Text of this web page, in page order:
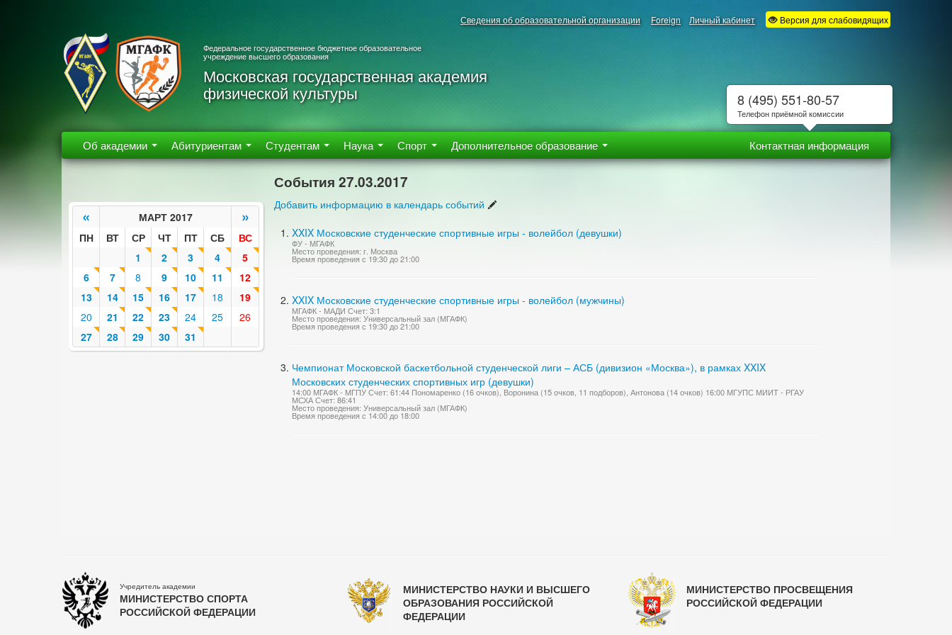
Сведения об образовательной организации Foreign Личный кабинет Версия для слабовидящих
Федеральное государственное бюджетное образовательное
учреждение высшего образования
Московская государственная академия
физической культуры
Об академии Абитуриентам Студентам Наука Спорт Дополнительное образование Контактная информация
« МАРТ 2017 »
ПН ВТ СР ЧТ ПТ СБ
ВС
1
2 3 4
5
6
7 8 9 10 11
12
13
14 15 16 17 18
19
20
21 22 23 24 25
26
27
28 29 30 31
События 27.03.2017
Добавить информацию в календарь событий
XXIX Московские студенческие спортивные игры - волейбол (девушки)
ФУ - МГАФК
Место проведения: г. Москва
Время проведения с 19:30 до 21:00
XXIX Московские студенческие спортивные игры - волейбол (мужчины)
МГАФК - МАДИ Счет: 3:1
Место проведения: Универсальный зал (МГАФК)
Время проведения с 19:30 до 21:00
Чемпионат Московской баскетбольной студенческой лиги – АСБ (дивизион «Москва»), в рамках XXIX
Московских студенческих спортивных игр (девушки)
14:00 МГАФК - МГПУ Счет: 61:44 Пономаренко (16 очков), Воронина (15 очков, 11 подборов), Антонова (14 очков) 16:00 МГУПС МИИТ - РГАУ
МСХА Счет: 86:41
Место проведения: Универсальный зал (МГАФК)
Время проведения с 14:00 до 18:00
Учредитель академии
МИНИСТЕРСТВО СПОРТА
РОССИЙСКОЙ ФЕДЕРАЦИИ
МИНИСТЕРСТВО НАУКИ И ВЫСШЕГО
ОБРАЗОВАНИЯ РОССИЙСКОЙ
ФЕДЕРАЦИИ
МИНИСТЕРСТВО ПРОСВЕЩЕНИЯ
РОССИЙСКОЙ ФЕДЕРАЦИИ
8 (495) 551-80-57
Телефон приёмной комиссии